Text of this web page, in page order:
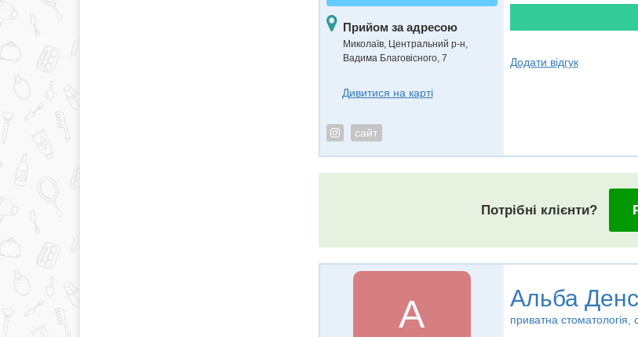
Прийом за адресою
Миколаїв, Центральний р-н,
Вадима Благовісного, 7
Дивитися на карті
сайт
Додати відгук
Потрібні клієнти?
А Альба Денс
приватна стоматологія,